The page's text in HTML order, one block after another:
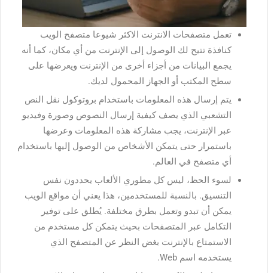
تعمل متصفحات الانترنت الاكثر شيوعا متصفح الويب
كنافذة تتيح لك الوصول إلى الإنترنت من أي مكان، كما أنه
يجمع البيانات من أجزاء أخرى من الإنترنت ويعرضها على
سطح المكتب أو الجهاز المحمول لديك.
يتم إرسال هذه المعلومات باستخدام بروتوكول نقل النص
التشعبي الذي يصف كيفية إرسال النصوص وصورة وفيديو
عبر الإنترنت، يجب مشاركة هذه المعلومات وعرضها
باستمرار حتى يتمكن الأشخاص من الوصول إليها باستخدام
أي متصفح في العالم.
لسوء الحظ، ليس كل مطوري الألعاب يحددون نفس
التنسيق. بالنسبة للمستخدمين، هذا يعني أن مواقع الويب
يمكن أن تبدو وتعمل بطرق مختلفة. يُطلق على توفير
التكامل عبر المتصفحات بحيث يتمكن كل مستخدم من
الاستمتاع بالإنترنت بغض النظر عن المتصفح الذي
يستخدمه اسم Web.